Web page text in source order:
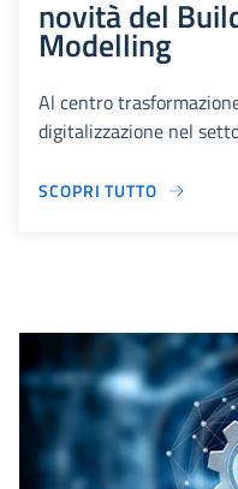
novità del
Modelling
Al centro
digitalizzazione nel
SCOPRI TUTTO